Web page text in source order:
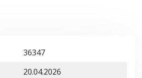
36347
20.04.2026